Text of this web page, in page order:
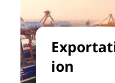
ion